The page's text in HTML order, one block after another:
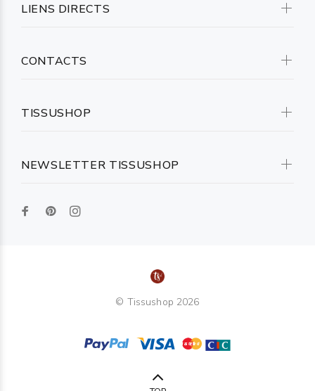
NEWSLETTER TISSUSHOP
LIENS DIRECTS
CONTACTS
TISSUSHOP
© Tissushop 2026